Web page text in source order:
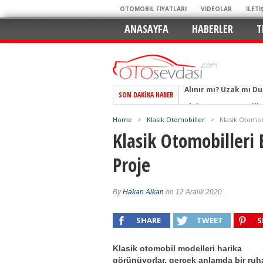
OTOMOBİL FİYATLARI VİDEOLAR
ANASAYFA HABERLER
SON DAKIKA HABER
Alpine A290 GTS:
Mercedes-Benz
Keskin Hatlar, GR
Geleceğin Kompakt
Pazarın Lideri,
Hem Şehirli Hem
Alınır mı? Uzak mı
Home > Klasik Otomobiller > Klasik
Klasik Otomobilleri
Proje
ByHakan Alkan on 12 Aralık 2020
SHARE TWEET
Klasik otomobil modelleri harika
görünüyorlar, gerçek anlamda bir